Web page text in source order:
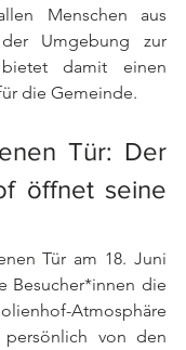
Menschen aus
Umgebung zur
damit einen
die Gemeinde.
Tür: Der
öffnet seine
Tür am 18. Juni
Besucher*innen die
Atmosphäre
persönlich von den